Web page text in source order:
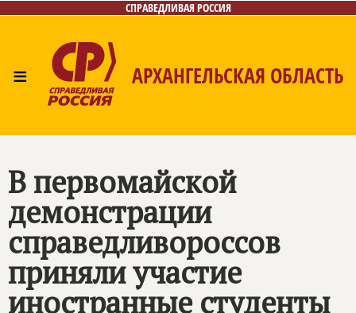
СПРАВЕДЛИВАЯ РОССИЯ
≡ АРХАНГЕЛЬСКАЯ ОБЛАСТЬ
Контакты
Поиск
В первомайской
демонстрации
справедливороссов
приняли участие
иностранные студенты